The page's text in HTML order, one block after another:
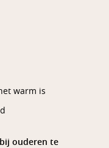
warm is
ouderen te